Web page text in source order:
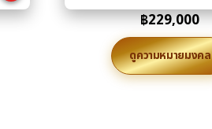
฿229,000
ดูความหมายมงคล